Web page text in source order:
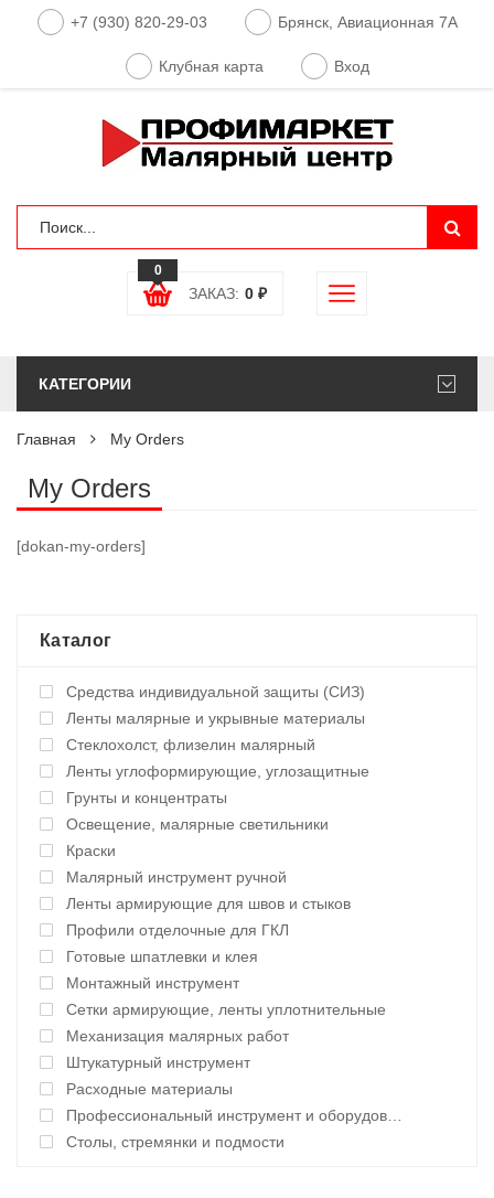
+7 (930) 820-29-03 Брянск, Авиационная 7А
Клубная карта Вход
0
ЗАКАЗ: 0 ₽
КАТЕГОРИИ
Главная My Orders
My Orders
[dokan-my-orders]
Каталог
Средства индивидуальной защиты (СИЗ)
Ленты малярные и укрывные материалы
Стеклохолст, флизелин малярный
Ленты углоформирующие, углозащитные
Грунты и концентраты
Освещение, малярные светильники
Краски
Малярный инструмент ручной
Ленты армирующие для швов и стыков
Профили отделочные для ГКЛ
Готовые шпатлевки и клея
Монтажный инструмент
Сетки армирующие, ленты уплотнительные
Механизация малярных работ
Штукатурный инструмент
Расходные материалы
Профессиональный инструмент и оборудование
Столы, стремянки и подмости